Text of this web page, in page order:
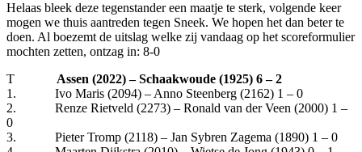
Helaas bleek deze tegenstander een maatje te sterk, volgende keer
mogen we thuis aantreden tegen Sneek. We hopen het dan beter te
doen. Al boezemt de uitslag welke zij vandaag op het scoreformulier
mochten zetten, ontzag in: 8-0
T Assen (2022) – Schaakwoude (1925) 6 – 2
1. Ivo Maris (2094) – Anno Steenberg (2162) 1 – 0
2. Renze Rietveld (2273) – Ronald van der Veen (2000) 1 –
0
3. Pieter Tromp (2118) – Jan Sybren Zagema (1890) 1 – 0